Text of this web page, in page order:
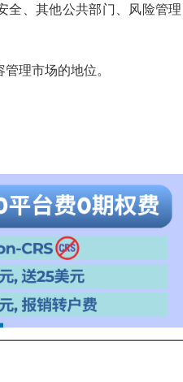
全、其他公共部门、风险管
理市场的地位。